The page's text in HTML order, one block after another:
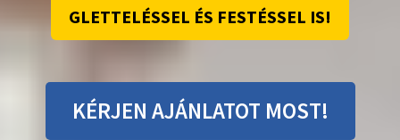
GLETTELÉSSEL ÉS FESTÉSSEL IS!
KÉRJEN AJÁNLATOT MOST!